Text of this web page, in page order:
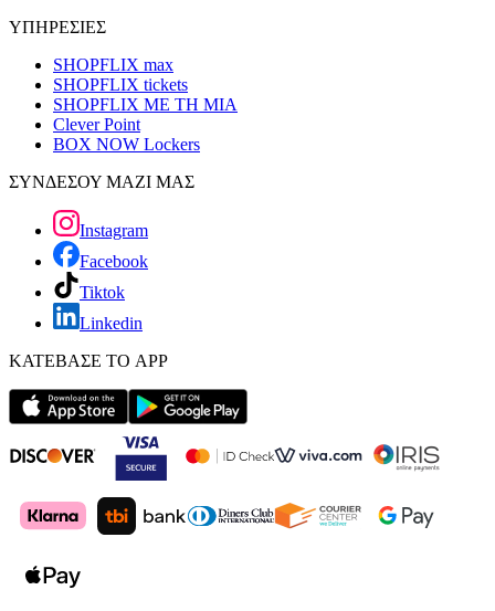
ΥΠΗΡΕΣΙΕΣ
SHOPFLIX max
SHOPFLIX tickets
SHOPFLIX ΜΕ ΤΗ ΜΙΑ
Clever Point
BOX NOW Lockers
ΣΥΝΔΕΣΟΥ ΜΑΖΙ ΜΑΣ
Instagram
Facebook
Tiktok
Linkedin
ΚΑΤΕΒΑΣΕ ΤΟ APP